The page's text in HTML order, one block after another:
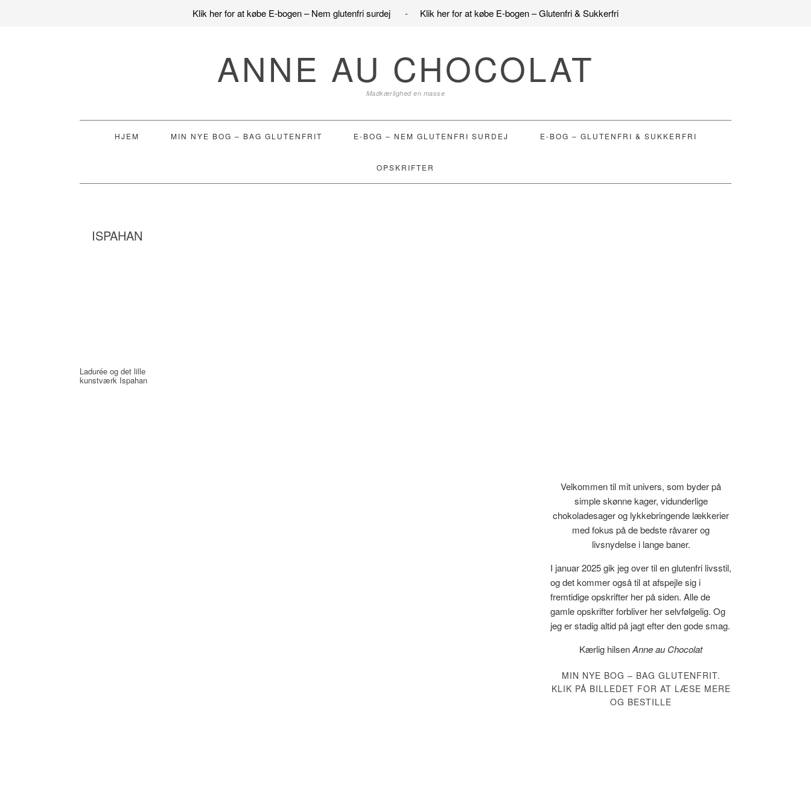
Klik her for at købe E-bogen – Nem glutenfri surdej - Klik her for at købe E-bogen – Glutenfri & Sukkerfri
ANNE AU CHOCOLAT
Madkærlighed en masse
HJEM MIN NYE BOG – BAG GLUTENFRIT E-BOG – NEM GLUTENFRI SURDEJ E-BOG – GLUTENFRI & SUKKERFRI
OPSKRIFTER
ISPAHAN
Ladurée og det lille
kunstværk Ispahan
Velkommen til mit univers, som byder på
simple skønne kager, vidunderlige
chokoladesager og lykkebringende lækkerier
med fokus på de bedste råvarer og
livsnydelse i lange baner.
I januar 2025 gik jeg over til en glutenfri livsstil,
og det kommer også til at afspejle sig i
fremtidige opskrifter her på siden. Alle de
gamle opskrifter forbliver her selvfølgelig. Og
jeg er stadig altid på jagt efter den gode smag.
Kærlig hilsenAnne au Chocolat
MIN NYE BOG – BAG GLUTENFRIT.
KLIK PÅ BILLEDET FOR AT LÆSE MERE
OG BESTILLE